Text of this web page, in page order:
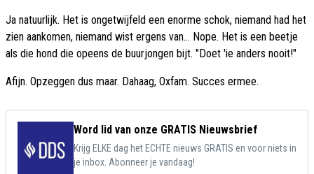
Ja natuurlijk. Het is ongetwijfeld een enorme schok, niemand had het
zien aankomen, niemand wist ergens van... Nope. Het is een beetje
als die hond die opeens de buurjongen bijt. "Doet 'ie anders nooit!"
Afijn. Opzeggen dus maar. Dahaag, Oxfam. Succes ermee.
Word lid van onze GRATIS Nieuwsbrief
Krijg ELKE dag het ECHTE nieuws GRATIS en voor niets in
je inbox. Abonneer je vandaag!